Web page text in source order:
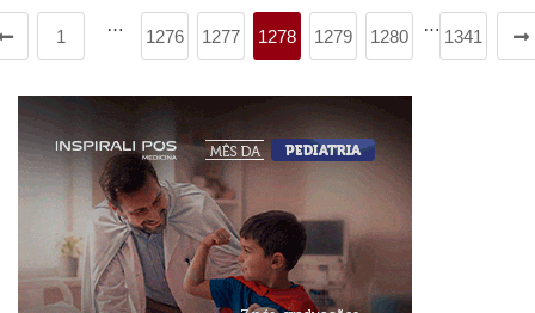
1
…
1276 1277 1278 1279 1280
…
1341